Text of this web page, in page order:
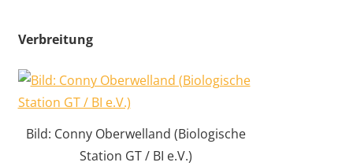
Verbreitung
Bild: Conny Oberwelland (Biologische
Station GT / BI e.V.)